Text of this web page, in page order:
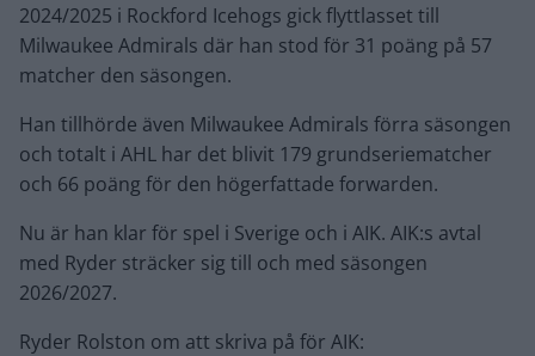
2024/2025 i Rockford Icehogs gick flyttlasset till
Milwaukee Admirals där han stod för 31 poäng på 57
matcher den säsongen.
Han tillhörde även Milwaukee Admirals förra säsongen
och totalt i AHL har det blivit 179 grundseriematcher
och 66 poäng för den högerfattade forwarden.
Nu är han klar för spel i Sverige och i AIK. AIK:s avtal
med Ryder sträcker sig till och med säsongen
2026/2027.
Ryder Rolston om att skriva på för AIK: